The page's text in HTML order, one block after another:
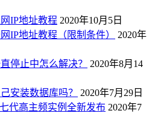
IP地址教程 2020年10月5日
IP地址教程（限制条件）
2020年
停止中怎么解决？
2020年8月14
安装数据库吗？
2020年7月29日
代高主频实例全新发布 2020年7